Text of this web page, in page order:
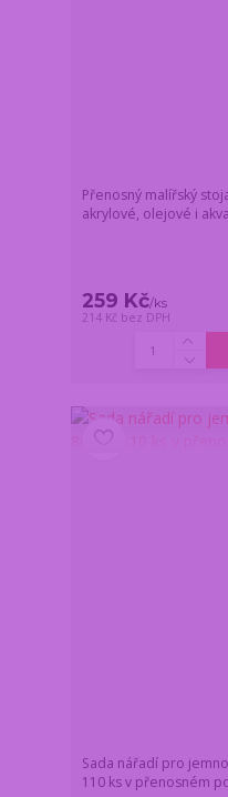
Přenosný malířský
akrylové, olejové i
259 Kč/ks
214 Kč bez DPH
Sada nářadí pro
110 ks v přenosném